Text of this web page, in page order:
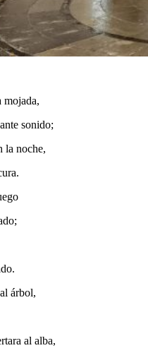
mojada,
sonido;
la noche,
árbol,
al alba,